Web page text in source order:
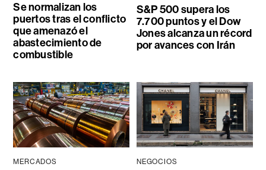
Se normalizan los
puertos tras el conflicto
que amenazó el
abastecimiento de
combustible
S&P 500 supera los
7.700 puntos y el Dow
Jones alcanza un récord
por avances con Irán
MERCADOS NEGOCIOS